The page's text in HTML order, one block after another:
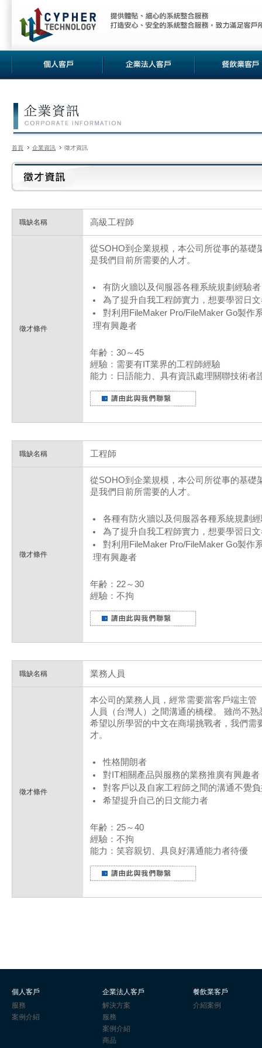
首頁 企業資訊 徵才資訊
職缺名稱 高級工程師
徵才條件
從SOHO到企業規模，本公司所從事的基礎
是我們目前所需要的人才。
有防火牆以及伺服器各種系統規劃經驗者
為了提升自我工程師實力，想要學習日
對利用FileMaker Pro/FileMaker Go製作
理有興趣者
年齢：30～45
經驗：需要有IT業界的工程師經驗
能力：日語能力、具有資訊處理關聯技術者
職缺名稱 工程師
徵才條件
從SOHO到企業規模，本公司所從事的基礎
是我們目前所需要的人才。
各種有防火牆以及伺服器各種系統規劃
為了提升自我工程師實力，想要學習日
對利用FileMaker Pro/FileMaker Go製作
理有興趣者
年齢：22～30
經驗：不拘
職缺名稱 業務人員
徵才條件
本公司的業務人員，經常需要當客戶端主管
人員（台灣人）之間溝通的橋樑。 雖尚不
希望以所學習的中文在商場挑戰者，我們需
才。
性格開朗者
對IT相關產品與服務的業務推廣有興趣者
對客戶以及自家工程師之間的溝通不覺
希望提升自己的日文能力者
年齢：25～40
經驗：不拘
能力：笑容親切、具良好溝通能力者待優
個人客戶
服務
案例介紹
企業法人客戶
解決方案
服務
案例介紹
商品
餐飲業客戶
介紹案例